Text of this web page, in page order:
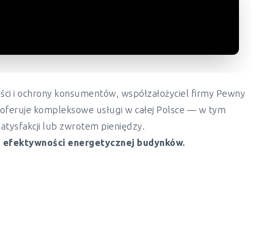
i ochrony konsumentów, współzałożyciel firmy Pewny
kompleksowe usługi w całej Polsce — w tym
lub zwrotem pieniędzy.
efektywności energetycznej budynków.